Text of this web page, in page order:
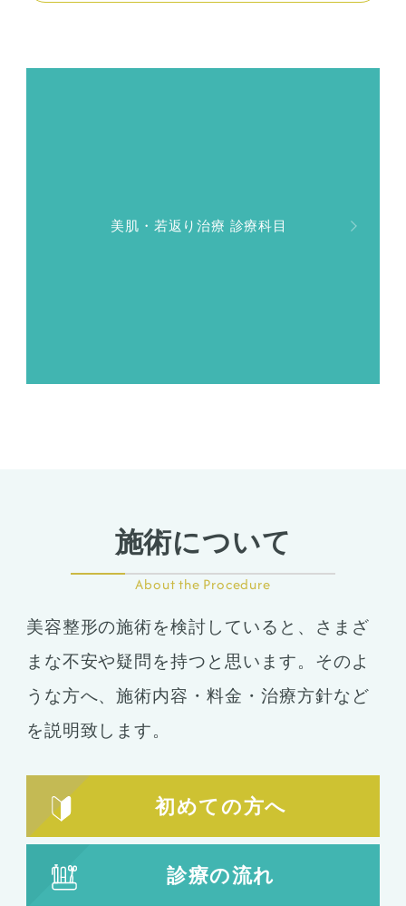
美肌・若返り治療 診療科目
施術について
About the Procedure
美容整形の施術を検討していると、さまざ
まな不安や疑問を持つと思います。そのよ
うな方へ、施術内容・料金・治療方針など
を説明致します。
初めての方へ
診療の流れ